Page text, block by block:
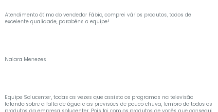
Atendimento ótimo do vendedor Fábio, comprei vários produtos, todos de
excelente qualidade, parabéns a equipe!
Naiara Menezes
Equipe Solucenter, todas as vezes que assisto os programas na televisão
falando sobre a falta de água e as previsões de pouco chuva, lembro de todos os